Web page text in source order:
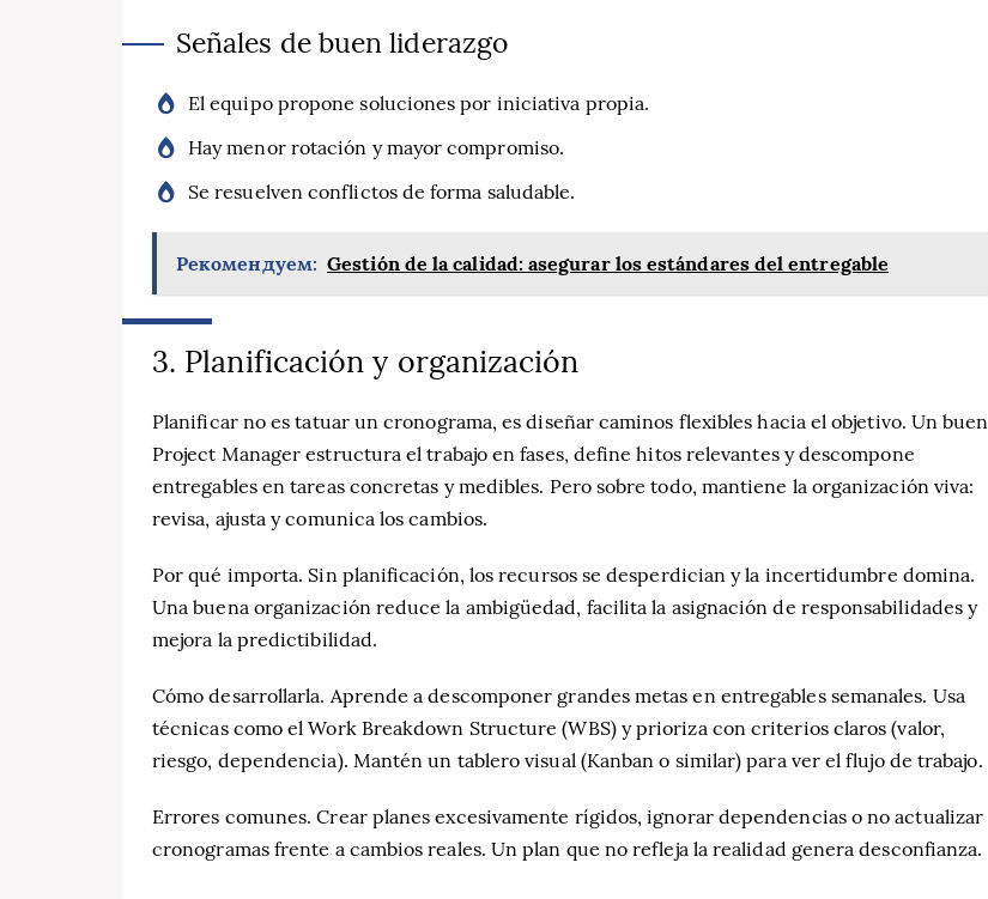
Señales de buen liderazgo
El equipo propone soluciones por iniciativa propia.
Hay menor rotación y mayor compromiso.
Se resuelven conflictos de forma saludable.
Рекомендуем: Gestión de la calidad: asegurar los estándares del entregable
3. Planificación y organización
Planificar no es tatuar un cronograma, es diseñar caminos flexibles hacia el objetivo. Un buen
Project Manager estructura el trabajo en fases, define hitos relevantes y descompone
entregables en tareas concretas y medibles. Pero sobre todo, mantiene la organización viva:
revisa, ajusta y comunica los cambios.
Por qué importa. Sin planificación, los recursos se desperdician y la incertidumbre domina.
Una buena organización reduce la ambigüedad, facilita la asignación de responsabilidades y
mejora la predictibilidad.
Cómo desarrollarla. Aprende a descomponer grandes metas en entregables semanales. Usa
técnicas como el Work Breakdown Structure (WBS) y prioriza con criterios claros (valor,
riesgo, dependencia). Mantén un tablero visual (Kanban o similar) para ver el flujo de trabajo.
Errores comunes. Crear planes excesivamente rígidos, ignorar dependencias o no actualizar
cronogramas frente a cambios reales. Un plan que no refleja la realidad genera desconfianza.